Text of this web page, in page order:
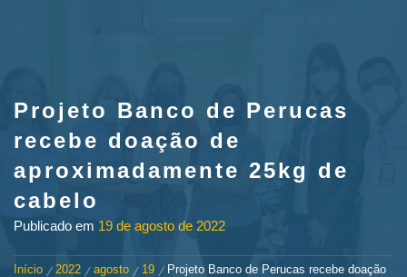
Projeto Banco de Perucas
recebe doação de
aproximadamente 25kg de
cabelo
Publicado em 19 de agosto de 2022
Início 2022 agosto 19
Projeto Banco de Perucas recebe doação